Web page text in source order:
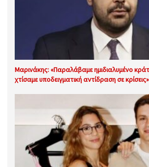
Μαρινάκης: «Παραλάβαμε ημιδιαλυμένο
χτίσαμε υποδειγματική αντίδραση σε κρίσεις»